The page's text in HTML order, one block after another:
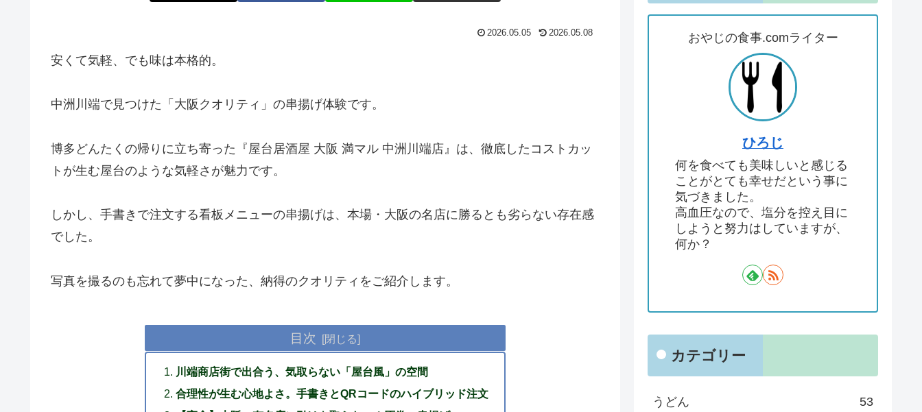
2026.05.05 2026.05.08
安くて気軽、でも味は本格的。
中洲川端で見つけた「大阪クオリティ」の串揚げ体験です。
博多どんたくの帰りに立ち寄った『屋台居酒屋 大阪 満マル 中洲川端店』は、徹底したコストカッ
トが生む屋台のような気軽さが魅力です。
しかし、手書きで注文する看板メニューの串揚げは、本場・大阪の名店に勝るとも劣らない存在感
でした。
写真を撮るのも忘れて夢中になった、納得のクオリティをご紹介します。
目次
川端商店街で出合う、気取らない「屋台風」の空間
合理性が生む心地よさ。手書きとQRコードのハイブリッド注文
おやじの食事.comライター
ひろじ
何を食べても美味しいと感じる
ことがとても幸せだという事に
気づきました。
高血圧なので、塩分を控え目に
しようと努力はしていますが、
何か？
カテゴリー
うどん 53